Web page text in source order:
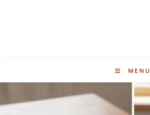
MENU